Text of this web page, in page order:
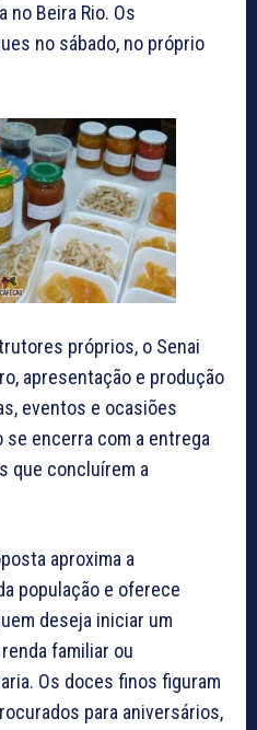
no Beira Rio. Os
no sábado, no próprio
próprios, o Senai
apresentação e produção
eventos e ocasiões
se encerra com a entrega
que concluírem a
aproxima a
população e oferece
deseja iniciar um
familiar ou
Os doces finos figuram
para aniversários,